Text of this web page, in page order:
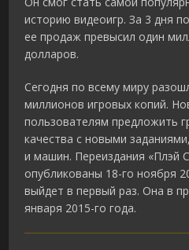
историю видеоигр. За 3 дня
ее продаж превысил один
долларов.
Сегодня по всему миру
миллионов игровых копий.
пользователям предложить
качества c новыми
и машин. Переиздания «Плэй
опубликованы 18-го ноября
выйдет в первый раз. Она в
января 2015-го года.